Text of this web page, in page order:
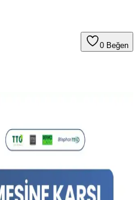
0 Beğen
doğal içeriklerle saç derisini
önemli.
ve Cilt Sağlığını